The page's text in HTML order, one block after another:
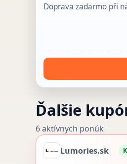
Doprava zadarmo při
Ďalšie
6 aktívnych ponúk
Lumories.sk